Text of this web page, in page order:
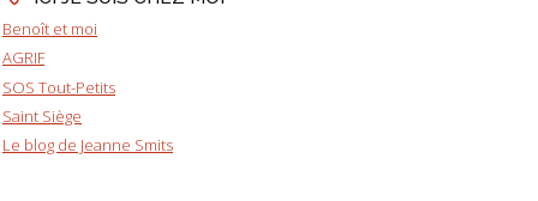
Benoît et moi
AGRIF
SOS Tout-Petits
Saint Siège
Le blog de Jeanne Smits